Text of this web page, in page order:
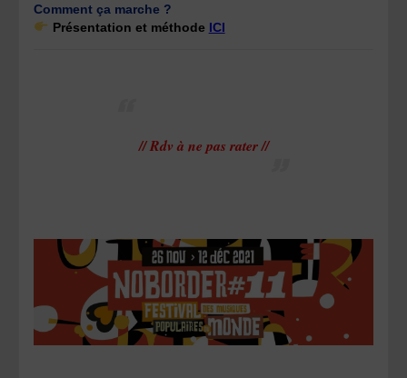
Comment ça marche ?
Présentation et méthode ICI
// Rdv à ne pas rater //